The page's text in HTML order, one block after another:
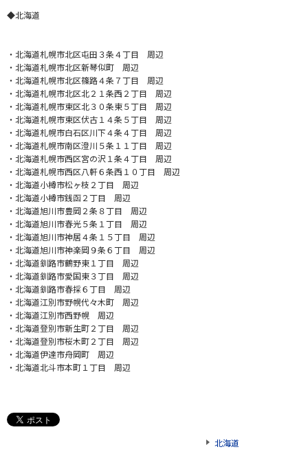
◆北海道
・北海道札幌市北区屯田３条４丁目 周辺
・北海道札幌市北区新琴似町 周辺
・北海道札幌市北区篠路４条７丁目 周辺
・北海道札幌市北区北２１条西２丁目 周辺
・北海道札幌市東区北３０条東５丁目 周辺
・北海道札幌市東区伏古１４条５丁目 周辺
・北海道札幌市白石区川下４条４丁目 周辺
・北海道札幌市南区澄川５条１１丁目 周辺
・北海道札幌市西区宮の沢１条４丁目 周辺
・北海道札幌市西区八軒６条西１０丁目 周辺
・北海道小樽市松ヶ枝２丁目 周辺
・北海道小樽市銭函２丁目 周辺
・北海道旭川市豊岡２条８丁目 周辺
・北海道旭川市春光５条１丁目 周辺
・北海道旭川市神居４条１５丁目 周辺
・北海道旭川市神楽岡９条６丁目 周辺
・北海道釧路市鶴野東１丁目 周辺
・北海道釧路市愛国東３丁目 周辺
・北海道釧路市春採６丁目 周辺
・北海道江別市野幌代々木町 周辺
・北海道江別市西野幌 周辺
・北海道登別市新生町２丁目 周辺
・北海道登別市桜木町２丁目 周辺
・北海道伊達市舟岡町 周辺
・北海道北斗市本町１丁目 周辺
北海道